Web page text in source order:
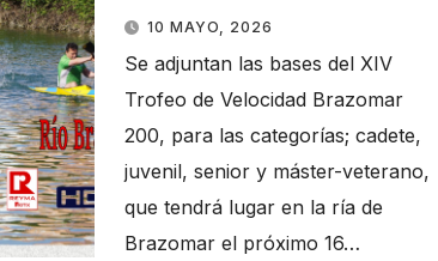
20010 MAYO, 2026
Se adjuntan las bases del XIV
Trofeo de Velocidad Brazomar
200, para las categorías; cadete,
juvenil, senior y máster-veterano,
que tendrá lugar en la ría de
Brazomar el próximo 16…